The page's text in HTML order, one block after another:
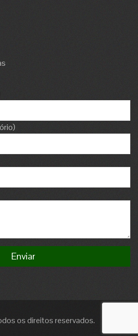
os direitos reservados.